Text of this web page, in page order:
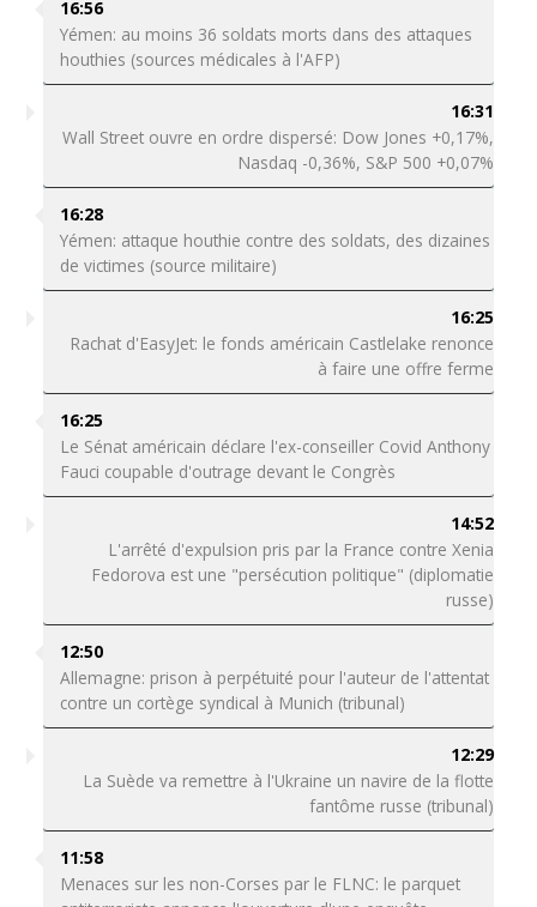
16:56
Yémen: au moins 36 soldats morts dans des attaques
houthies (sources médicales à l'AFP)
16:31
Wall Street ouvre en ordre dispersé: Dow Jones +0,17%,
Nasdaq -0,36%, S&P 500 +0,07%
16:28
Yémen: attaque houthie contre des soldats, des dizaines
de victimes (source militaire)
16:25
Rachat d'EasyJet: le fonds américain Castlelake renonce
à faire une offre ferme
16:25
Le Sénat américain déclare l'ex-conseiller Covid Anthony
Fauci coupable d'outrage devant le Congrès
14:52
L'arrêté d'expulsion pris par la France contre Xenia
Fedorova est une "persécution politique" (diplomatie
russe)
12:50
Allemagne: prison à perpétuité pour l'auteur de l'attentat
contre un cortège syndical à Munich (tribunal)
12:29
La Suède va remettre à l'Ukraine un navire de la flotte
fantôme russe (tribunal)
11:58
Menaces sur les non-Corses par le FLNC: le parquet